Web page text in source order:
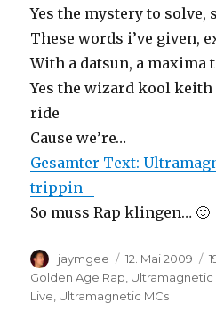
Yes the mystery to solve,
These words i’ve given,
With a datsun, a maxima
Yes the wizard kool
ride
Cause we’re…
Gesamter Text:
trippin
So muss Rap klingen… 🙂
Autor
jaymgee
Veröffentlicht
am
12. Mai 2009
Golden Age Rap Ultramagnetic
Live Ultramagnetic MCs